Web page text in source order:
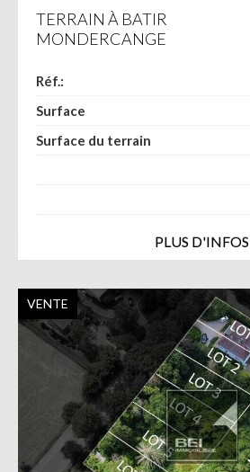
TERRAIN À BATIR
MONDERCANGE
Réf.:
Surface
Surface du terrain
PLUS D'INFOS
VENTE